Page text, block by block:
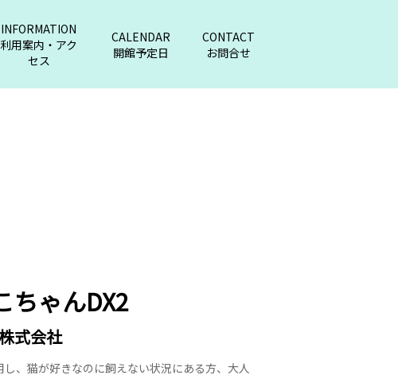
INFORMATION
利用案内・アク
セス
CALENDAR
開館予定日
CONTACT
お問合せ
ちゃんDX2
式会社
、猫が好きなのに飼えない状況にある方、大人